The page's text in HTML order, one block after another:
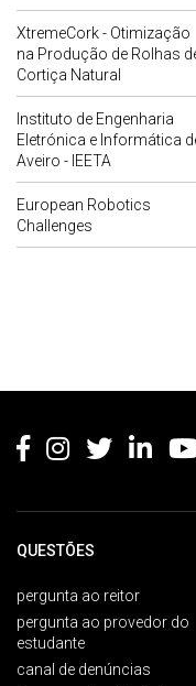
XtremeCork - Otimização
na Produção de Rolhas
Cortiça Natural
Instituto de Engenharia
Eletrónica e Informática
Aveiro - IEETA
European Robotics
Challenges
QUESTÕES
pergunta ao reitor
pergunta ao provedor do
estudante
canal de denúncias